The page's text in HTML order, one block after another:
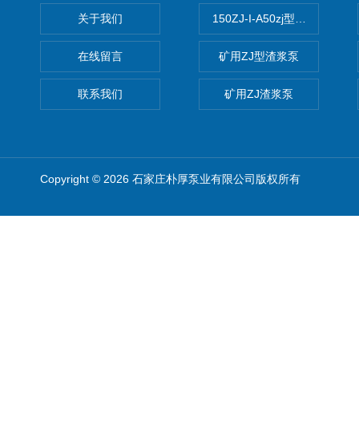
关于我们
在线留言
联系我们
150ZJ-I-A50zj型渣浆泵
矿用ZJ型渣浆泵
矿用ZJ渣浆泵
Copyright © 2026 石家庄朴厚泵业有限公司版权所有